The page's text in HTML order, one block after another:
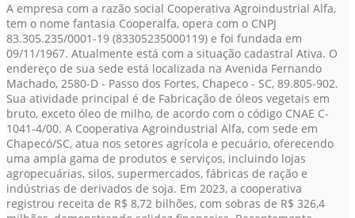
A empresa com a razão social Cooperativa Agroindustrial Alfa,
tem o nome fantasia Cooperalfa, opera com o CNPJ
83.305.235/0001-19 (83305235000119) e foi fundada em
09/11/1967. Atualmente está com a situação cadastral Ativa. O
endereço de sua sede está localizada na Avenida Fernando
Machado, 2580-D - Passo dos Fortes, Chapeco - SC, 89.805-902.
Sua atividade principal é de Fabricação de óleos vegetais em
bruto, exceto óleo de milho, de acordo com o código CNAE C-
1041-4/00. A Cooperativa Agroindustrial Alfa, com sede em
Chapecó/SC, atua nos setores agrícola e pecuário, oferecendo
uma ampla gama de produtos e serviços, incluindo lojas
agropecuárias, silos, supermercados, fábricas de ração e
indústrias de derivados de soja. Em 2023, a cooperativa
registrou receita de R$ 8,72 bilhões, com sobras de R$ 326,4